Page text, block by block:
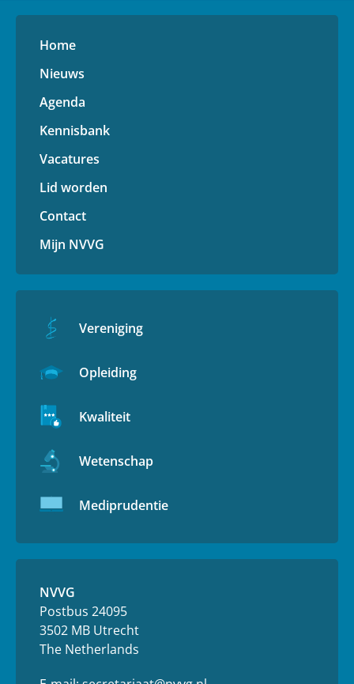
Home
Nieuws
Agenda
Kennisbank
Vacatures
Lid worden
Contact
Mijn NVVG
Vereniging
Opleiding
Kwaliteit
Wetenschap
Mediprudentie
NVVG
Postbus 24095
3502 MB Utrecht
The Netherlands